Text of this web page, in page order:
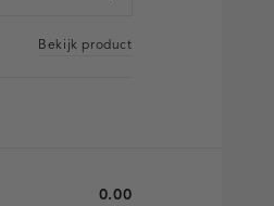
Bekijk product
0.00